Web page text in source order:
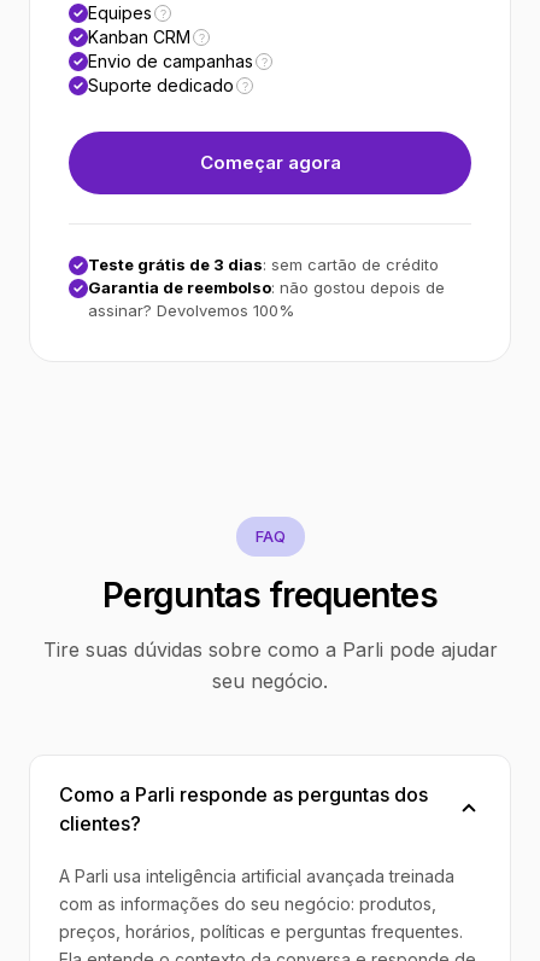
Equipes ?
Kanban CRM ?
Envio de campanhas ?
Suporte dedicado ?
Começar agora
Teste grátis de 3 dias: sem cartão de crédito
Garantia de reembolso: não gostou depois de
assinar? Devolvemos 100%
FAQ
Perguntas frequentes
Tire suas dúvidas sobre como a Parli pode ajudar
seu negócio.
Como a Parli responde as perguntas dos
clientes?
A Parli usa inteligência artificial avançada treinada
com as informações do seu negócio: produtos,
preços, horários, políticas e perguntas frequentes.